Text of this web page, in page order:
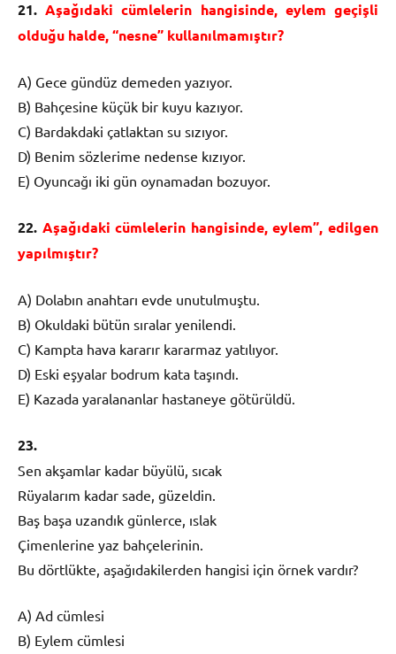
21. Aşağıdaki cümlelerin hangisinde, eylem geçişli
olduğu halde, “nesne” kullanılmamıştır?
A) Gece gündüz demeden yazıyor.
B) Bahçesine küçük bir kuyu kazıyor.
C) Bardakdaki çatlaktan su sızıyor.
D) Benim sözlerime nedense kızıyor.
E) Oyuncağı iki gün oynamadan bozuyor.
22. Aşağıdaki cümlelerin hangisinde, eylem”, edilgen
yapılmıştır?
A) Dolabın anahtarı evde unutulmuştu.
B) Okuldaki bütün sıralar yenilendi.
C) Kampta hava kararır kararmaz yatılıyor.
D) Eski eşyalar bodrum kata taşındı.
E) Kazada yaralananlar hastaneye götürüldü.
23.
Sen akşamlar kadar büyülü, sıcak
Rüyalarım kadar sade, güzeldin.
Baş başa uzandık günlerce, ıslak
Çimenlerine yaz bahçelerinin.
Bu dörtlükte, aşağıdakilerden hangisi için örnek vardır?
A) Ad cümlesi
B) Eylem cümlesi